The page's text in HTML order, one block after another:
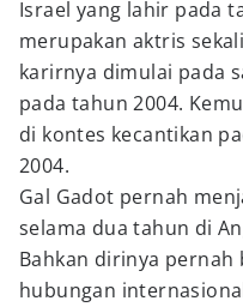
Israel yang lahir pada
merupakan aktris
karirnya dimulai pada
pada tahun 2004.
di kontes kecantikan
2004.
Gal Gadot pernah
selama dua tahun di
Bahkan dirinya pernah
hubungan